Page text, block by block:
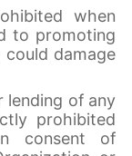
when
to promoting
damage
lending of any
prohibited
consent of